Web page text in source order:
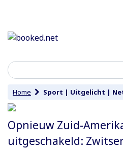
Home Sport | Uitgelicht |
Opnieuw Zuid-
uitgeschakeld: